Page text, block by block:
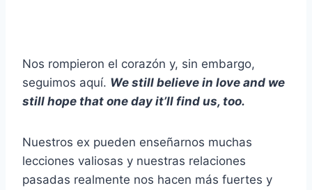
Nos rompieron el corazón y, sin embargo,
seguimos aquí. We still believe in love and we
still hope that one day it’ll find us, too.
Nuestros ex pueden enseñarnos muchas
lecciones valiosas y nuestras relaciones
pasadas realmente nos hacen más fuertes y